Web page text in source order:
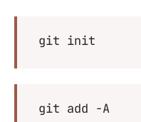
git init
git add -A